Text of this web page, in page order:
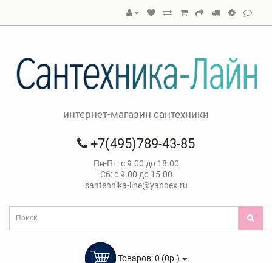
интернет-магазин сантехники
+7(495)789-43-85
Пн-Пт: с 9.00 до 18.00
Сб: с 9.00 до 15.00
santehnika-line@yandex.ru
Товаров: 0 (0р.)